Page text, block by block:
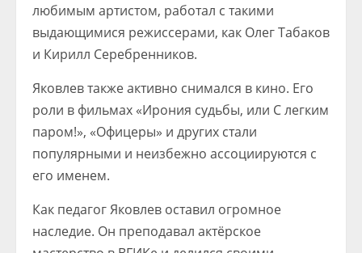
любимым артистом, работал с такими
выдающимися режиссерами, как Олег Табаков
и Кирилл Серебренников.
Яковлев также активно снимался в кино. Его
роли в фильмах «Ирония судьбы, или С легким
паром!», «Офицеры» и других стали
популярными и неизбежно ассоциируются с
его именем.
Как педагог Яковлев оставил огромное
наследие. Он преподавал актёрское